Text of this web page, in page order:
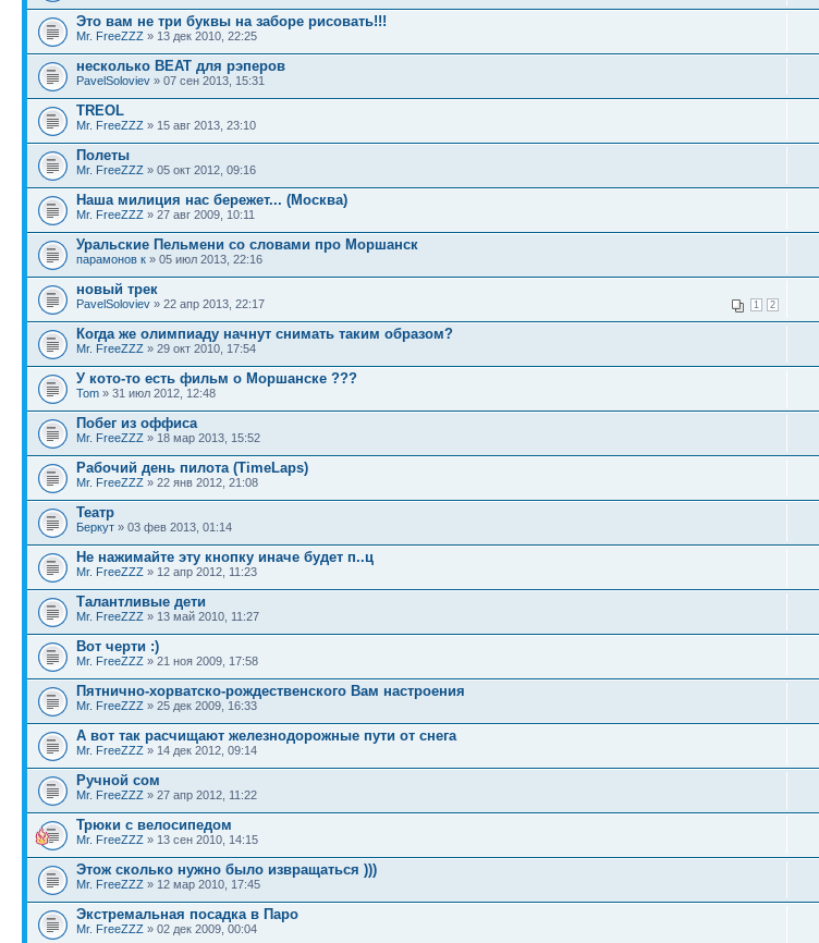
Это вам не три буквы на заборе рисовать!!!
Mr. FreeZZZ » 13 дек 2010, 22:25
несколько BEAT для рэперов
PavelSoloviev » 07 сен 2013, 15:31
TREOL
Mr. FreeZZZ » 15 авг 2013, 23:10
Полеты
Mr. FreeZZZ » 05 окт 2012, 09:16
Наша милиция нас бережет... (Москва)
Mr. FreeZZZ » 27 авг 2009, 10:11
Уральские Пельмени со словами про Моршанск
парамонов к » 05 июл 2013, 22:16
новый трек
1 2
PavelSoloviev » 22 апр 2013, 22:17
Когда же олимпиаду начнут снимать таким образом?
Mr. FreeZZZ » 29 окт 2010, 17:54
У кото-то есть фильм о Моршанске ???
Tom » 31 июл 2012, 12:48
Побег из оффиса
Mr. FreeZZZ » 18 мар 2013, 15:52
Рабочий день пилота (TimeLaps)
Mr. FreeZZZ » 22 янв 2012, 21:08
Театр
Беркут » 03 фев 2013, 01:14
Не нажимайте эту кнопку иначе будет п..ц
Mr. FreeZZZ » 12 апр 2012, 11:23
Талантливые дети
Mr. FreeZZZ » 13 май 2010, 11:27
Вот черти :)
Mr. FreeZZZ » 21 ноя 2009, 17:58
Пятнично-хорватско-рождественского Вам настроения
Mr. FreeZZZ » 25 дек 2009, 16:33
А вот так расчищают железнодорожные пути от снега
Mr. FreeZZZ » 14 дек 2012, 09:14
Ручной сом
Mr. FreeZZZ » 27 апр 2012, 11:22
Трюки с велосипедом
Mr. FreeZZZ » 13 сен 2010, 14:15
Этож сколько нужно было извращаться )))
Mr. FreeZZZ » 12 мар 2010, 17:45
Экстремальная посадка в Паро
Mr. FreeZZZ » 02 дек 2009, 00:04